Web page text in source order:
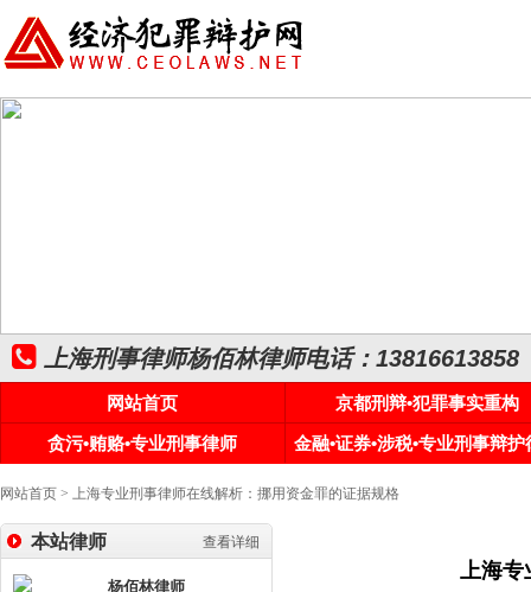
上海刑事律师杨佰林律师电话：13816613858
网站首页
京都刑辩•犯罪事实重构
贪污•贿赂•专业刑事律师
金融•证券•涉税•专业刑事辩护
网站首页 > 上海专业刑事律师在线解析：挪用资金罪的证据规格
查看详细
本站律师
上海专